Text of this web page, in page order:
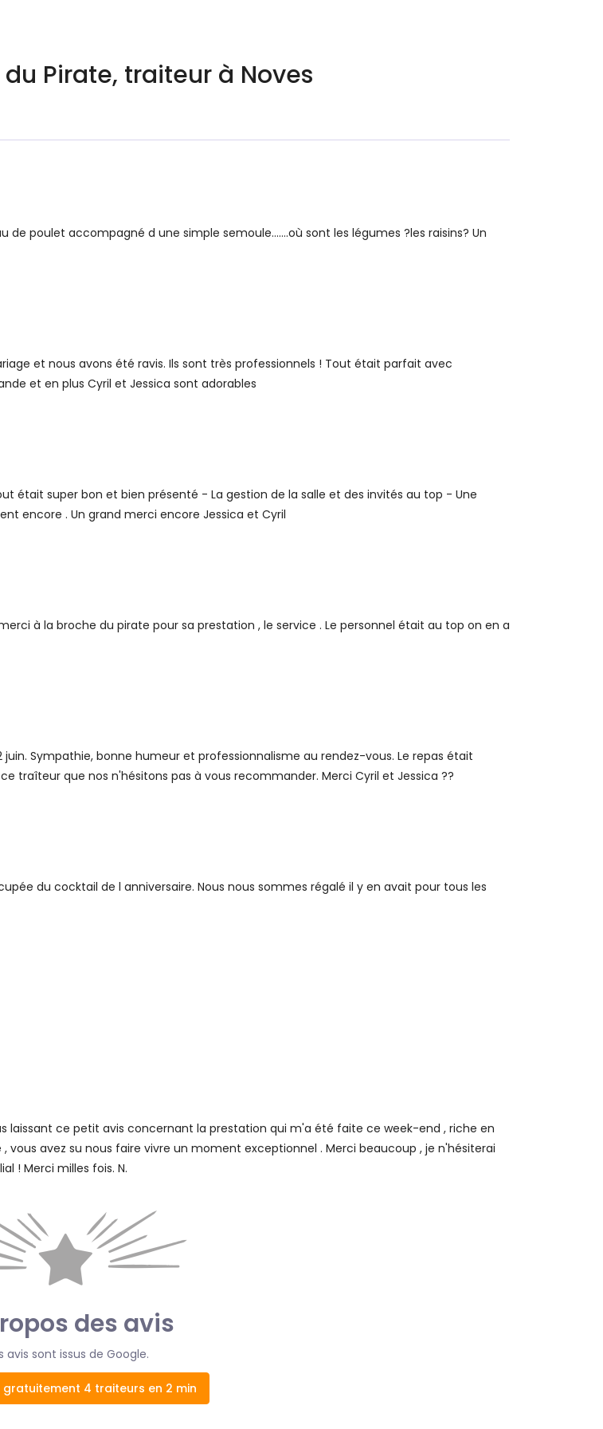
Pirate, traiteur à Noves
poulet accompagné d une simple semoule.......où sont les légumes ?les raisins? Un
et nous avons été ravis. Ils sont très professionnels ! Tout était parfait avec
et en plus Cyril et Jessica sont adorables
était super bon et bien présenté - La gestion de la salle et des invités au top - Une
encore . Un grand merci encore Jessica et Cyril
à la broche du pirate pour sa prestation , le service . Le personnel était au top on en a
Sympathie, bonne humeur et professionnalisme au rendez-vous. Le repas était
traîteur que nos n'hésitons pas à vous recommander. Merci Cyril et Jessica ??
du cocktail de l anniversaire. Nous nous sommes régalé il y en avait pour tous les
laissant ce petit avis concernant la prestation qui m'a été faite ce week-end , riche en
avez su nous faire vivre un moment exceptionnel . Merci beaucoup , je n'hésiterai
! Merci milles fois. N.
des avis
avis sont issus de Google.
gratuitement 4 traiteurs en 2 min